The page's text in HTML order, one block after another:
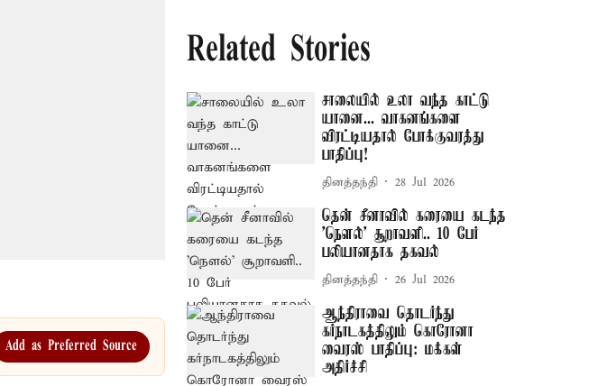
Add as Preferred Source
Related Stories
சாலையில் உலா வந்த காட்டு
யானை... வாகனங்களை
விரட்டியதால் போக்குவரத்து
பாதிப்பு!
தினத்தந்தி 28 Jul 2026
தென் சீனாவில் கரையை கடந்த
'நௌல்' சூறாவளி.. 10 பேர்
பலியானதாக தகவல்
தினத்தந்தி 26 Jul 2026
ஆந்திராவை தொடர்ந்து
கர்நாடகத்திலும் கொரோனா
வைரஸ் பாதிப்பு: மக்கள்
அதிர்ச்சி